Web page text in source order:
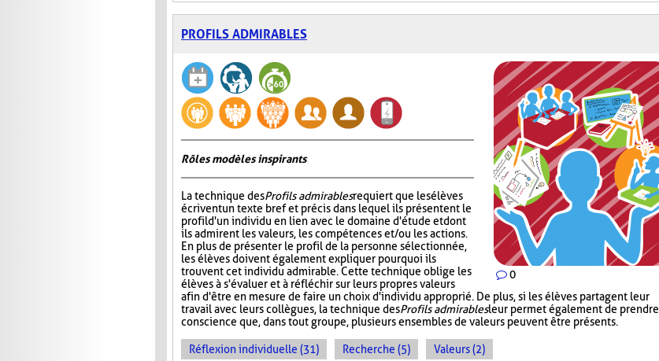
PROFILS ADMIRABLES
0
Rôles modèles inspirants
La technique desProfils admirablesrequiert que les élèves
écrivent un texte bref et précis dans lequel ils présentent le
profil d'un individu en lien avec le domaine d'étude et dont
ils admirent les valeurs, les compétences et/ou les actions.
En plus de présenter le profil de la personne sélectionnée,
les élèves doivent également expliquer pourquoi ils
trouvent cet individu admirable. Cette technique oblige les
élèves à s'évaluer et à réfléchir sur leurs propres valeurs
afin d'être en mesure de faire un choix d'individu approprié. De plus, si les élèves partagent leur
travail avec leurs collègues, la technique desProfils admirablesleur permet également de prendre
conscience que, dans tout groupe, plusieurs ensembles de valeurs peuvent être présents.
Réflexion individuelle (31) Recherche (5) Valeurs (2)